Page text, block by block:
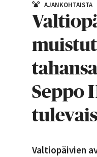
AJANKOHTAISTA
Seppo
Valtiopäivien